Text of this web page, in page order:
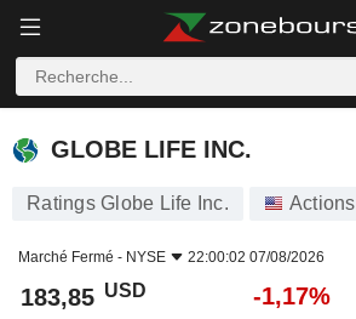
GLOBE LIFE INC.
GLOBE LIFE INC.
Ratings Globe Life Inc. Actions
Marché Fermé - NYSE 22:00:02 07/08/2026
183,85 USD -1,17%